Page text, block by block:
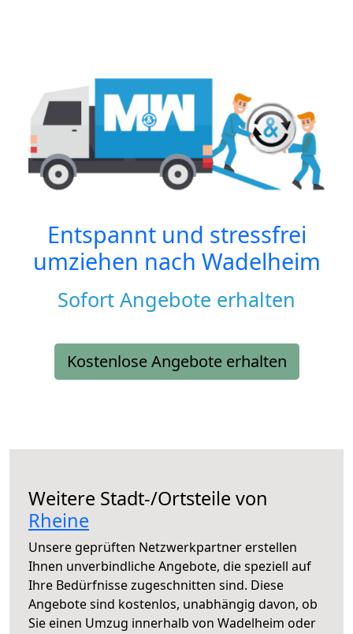
Entspannt und stressfrei
umziehen nach Wadelheim
Sofort Angebote erhalten
Kostenlose Angebote erhalten
Weitere Stadt-/Ortsteile von
Rheine
Unsere geprüften Netzwerkpartner erstellen
Ihnen unverbindliche Angebote, die speziell auf
Ihre Bedürfnisse zugeschnitten sind. Diese
Angebote sind kostenlos, unabhängig davon, ob
Sie einen Umzug innerhalb von Wadelheim oder